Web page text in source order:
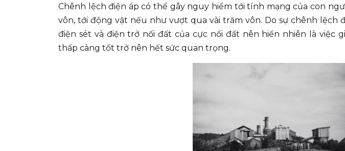
Chênh lệch điện áp có thể gây nguy hiểm tới tính mạng của con
vôn, tới động vật nếu như vượt qua vài trăm vôn. Do sự chênh lệch
điện sét và điện trở nối đất của cực nối đất nên hiển nhiên là việc
thấp càng tốt trở nên hết sức quan trọng.